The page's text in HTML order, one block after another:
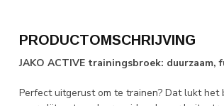
PRODUCTOMSCHRIJVING
JAKO ACTIVE trainingsbroek:
Perfect uitgerust om te trainen? Dat lukt het